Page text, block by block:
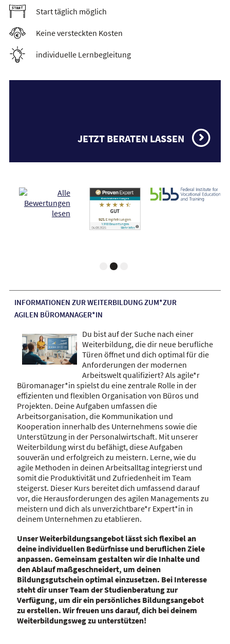
Start täglich möglich
Keine versteckten Kosten
individuelle Lernbegleitung
JETZT BERATEN LASSEN
INFORMATIONEN ZUR WEITERBILDUNG ZUM*ZUR
AGILEN BÜROMANAGER*IN
Du bist auf der Suche nach einer
Weiterbildung, die dir neue berufliche
Türen öffnet und dich optimal für die
Anforderungen der modernen
Arbeitswelt qualifiziert? Als agile*r
Büromanager*in spielst du eine zentrale Rolle in der
effizienten und flexiblen Organisation von Büros und
Projekten. Deine Aufgaben umfassen die
Arbeitsorganisation, die Kommunikation und
Kooperation innerhalb des Unternehmens sowie die
Unterstützung in der Personalwirtschaft. Mit unserer
Weiterbildung wirst du befähigt, diese Aufgaben
souverän und erfolgreich zu meistern. Lerne, wie du
agile Methoden in deinen Arbeitsalltag integrierst und
somit die Produktivität und Zufriedenheit im Team
steigerst. Dieser Kurs bereitet dich umfassend darauf
vor, die Herausforderungen des agilen Managements zu
meistern und dich als unverzichtbare*r Expert*in in
deinem Unternehmen zu etablieren.
Unser Weiterbildungsangebot lässt sich flexibel an
deine individuellen Bedürfnisse und beruflichen Ziele
anpassen. Gemeinsam gestalten wir die Inhalte und
den Ablauf maßgeschneidert, um deinen
Bildungsgutschein optimal einzusetzen. Bei Interesse
steht dir unser Team der Studienberatung zur
Verfügung, um dir ein persönliches Bildungsangebot
zu erstellen. Wir freuen uns darauf, dich bei deinem
Weiterbildungsweg zu unterstützen!